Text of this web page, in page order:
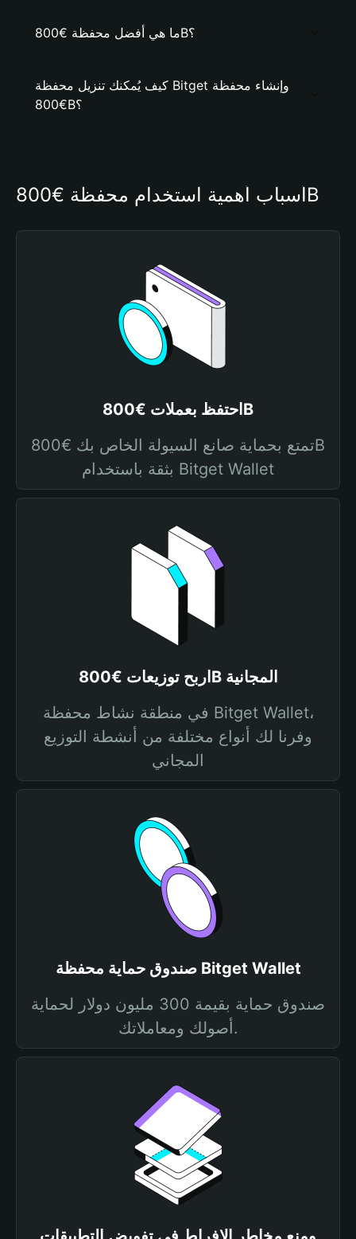
ما هي أفضل محفظة €800B؟
كيف يُمكنك تنزيل محفظة Bitget وإنشاء محفظة
€800B؟
أسباب أهمية استخدام محفظة €800B
احتفظ بعملات €800B
تمتع بحماية صانع السيولة الخاص بك €800B
بثقة باستخدام Bitget Wallet
اربح توزيعات €800B المجانية
في منطقة نشاط محفظة Bitget Wallet،
وفرنا لك أنواع مختلفة من أنشطة التوزيع
المجاني
صندوق حماية محفظة Bitget Wallet
صندوق حماية بقيمة 300 مليون دولار لحماية
أصولك ومعاملاتك.